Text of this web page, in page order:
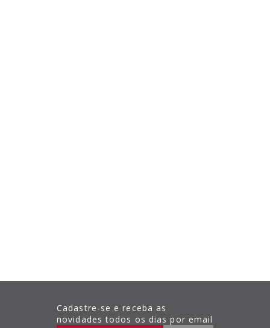
Cadastre-se e receba as
novidades todos os dias por email